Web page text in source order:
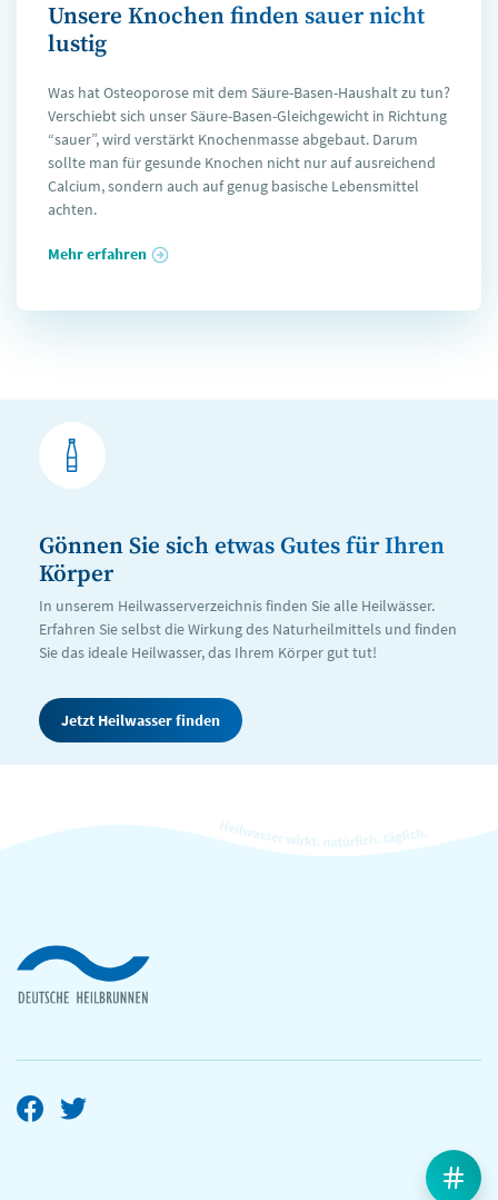
Unsere Knochen finden sauer nicht
lustig
Was hat Osteoporose mit dem Säure-Basen-Haushalt zu tun?
Verschiebt sich unser Säure-Basen-Gleichgewicht in Richtung
“sauer”, wird verstärkt Knochenmasse abgebaut. Darum
sollte man für gesunde Knochen nicht nur auf ausreichend
Calcium, sondern auch auf genug basische Lebensmittel
achten.
Mehr erfahren
Gönnen Sie sich etwas Gutes für Ihren
Körper
In unserem Heilwasserverzeichnis finden Sie alle Heilwässer.
Erfahren Sie selbst die Wirkung des Naturheilmittels und finden
Sie das ideale Heilwasser, das Ihrem Körper gut tut!
Jetzt Heilwasser finden